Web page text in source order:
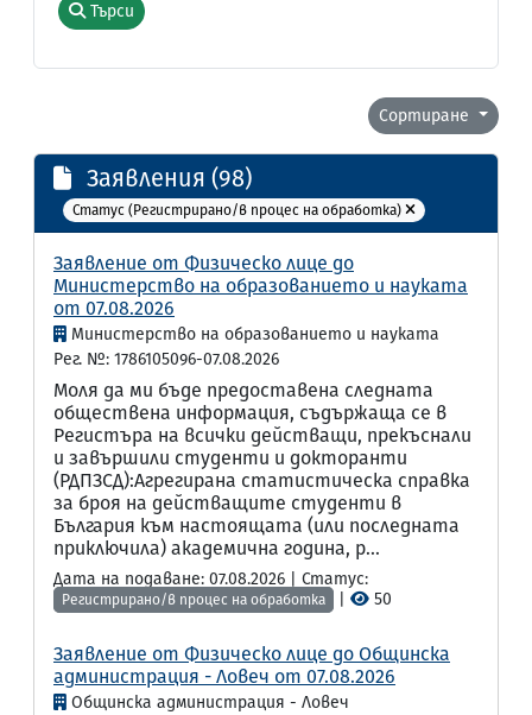
Търси
Сортиране
Заявления (98)
Статус (Регистрирано/в процес на обработка)
Заявление от Физическо лице до
Министерство на образованието и науката
от 07.08.2026
Министерство на образованието и науката
Рег. №: 1786105096-07.08.2026
Моля да ми бъде предоставена следната
обществена информация, съдържаща се в
Регистъра на всички действащи, прекъснали
и завършили студенти и докторанти
(РДПЗСД):Агрегирана статистическа справка
за броя на действащите студенти в
България към настоящата (или последната
приключила) академична година, р...
Дата на подаване: 07.08.2026 | Статус:
Регистрирано/в процес на обработка 50
Заявление от Физическо лице до Общинска
администрация - Ловеч от 07.08.2026
Общинска администрация - Ловеч